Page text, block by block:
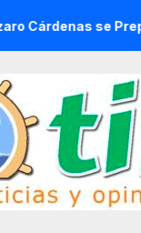
se Prepara para